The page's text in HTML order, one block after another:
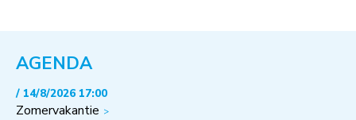
AGENDA
/ 14/8/2026 17:00
Zomervakantie